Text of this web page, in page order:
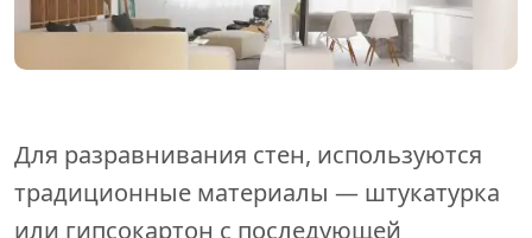
Для разравнивания стен, используются
традиционные материалы — штукатурка
или гипсокартон с последующей